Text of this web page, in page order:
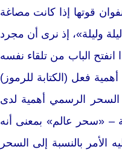
قوتها إذا كانت مصاغة
وليلة»، إذ نرى أن مجرد
الباب من تلقاء نفسه
فعل (الكتابة للرموز)
السحر الرسمي أهمية لدى
– «سحر عالم» بمعنى أنه
بالنسبة إلى السحر